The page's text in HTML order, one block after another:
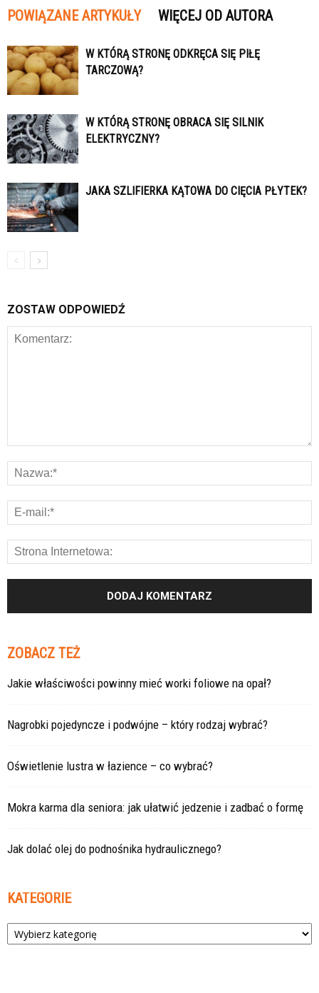
POWIĄZANE ARTYKUŁY WIĘCEJ OD AUTORA
W KTÓRĄ STRONĘ ODKRĘCA SIĘ PIŁĘ
TARCZOWĄ?
W KTÓRĄ STRONĘ OBRACA SIĘ SILNIK
ELEKTRYCZNY?
JAKA SZLIFIERKA KĄTOWA DO CIĘCIA PŁYTEK?
ZOSTAW ODPOWIEDŹ
ZOBACZ TEŻ
Jakie właściwości powinny mieć worki foliowe na opał?
Nagrobki pojedyncze i podwójne – który rodzaj wybrać?
Oświetlenie lustra w łazience – co wybrać?
Mokra karma dla seniora: jak ułatwić jedzenie i zadbać o formę
Jak dolać olej do podnośnika hydraulicznego?
KATEGORIE
Kategorie